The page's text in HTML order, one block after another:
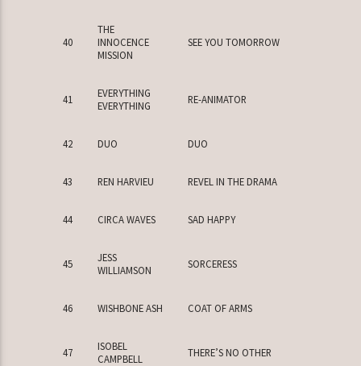
40
THE
INNOCENCE
MISSION
SEE YOU TOMORROW
41
EVERYTHING
EVERYTHING
RE-ANIMATOR
42 DUO DUO
43 REN HARVIEU REVEL IN THE DRAMA
44 CIRCA WAVES SAD HAPPY
45
JESS
WILLIAMSON
SORCERESS
46 WISHBONE ASH COAT OF ARMS
47
ISOBEL
CAMPBELL
THERE’S NO OTHER